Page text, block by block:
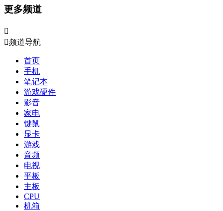
更多频道

频道导航
首页
手机
笔记本
游戏硬件
影音
家电
键鼠
显卡
游戏
音频
电视
平板
主板
CPU
机箱